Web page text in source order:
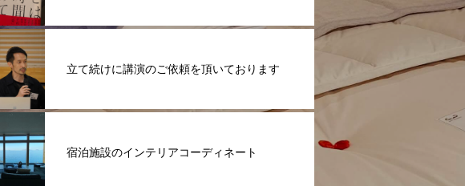
立て続けに講演のご依頼を頂いております
宿泊施設のインテリアコーディネート